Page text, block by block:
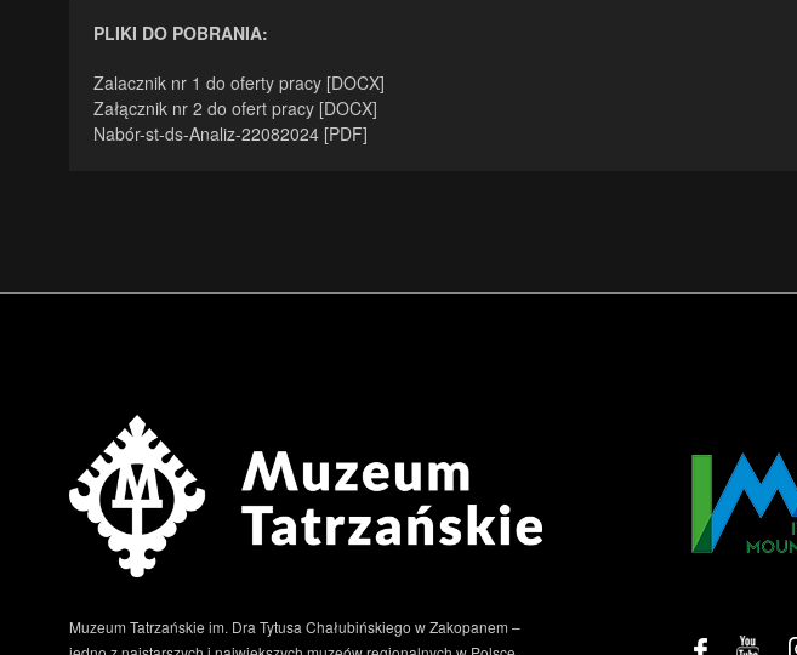
PLIKI DO POBRANIA:
Zalacznik nr 1 do oferty pracy [DOCX]
Załącznik nr 2 do ofert pracy [DOCX]
Nabór-st-ds-Analiz-22082024 [PDF]
Muzeum Tatrzańskie im. Dra Tytusa Chałubińskiego w Zakopanem –